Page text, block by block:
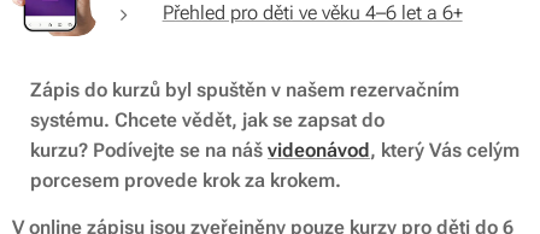
Přehled pro děti ve věku 4–6 let a 6+
Zápis do kurzů byl spuštěn v našem rezervačním
systému. Chcete vědět, jak se zapsat do
kurzu? Podívejte se na náš videonávod, který Vás celým
porcesem provede krok za krokem.
V online zápisu jsou zveřejněny pouze kurzy pro děti do 6